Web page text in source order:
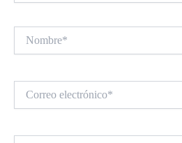
electrónico*